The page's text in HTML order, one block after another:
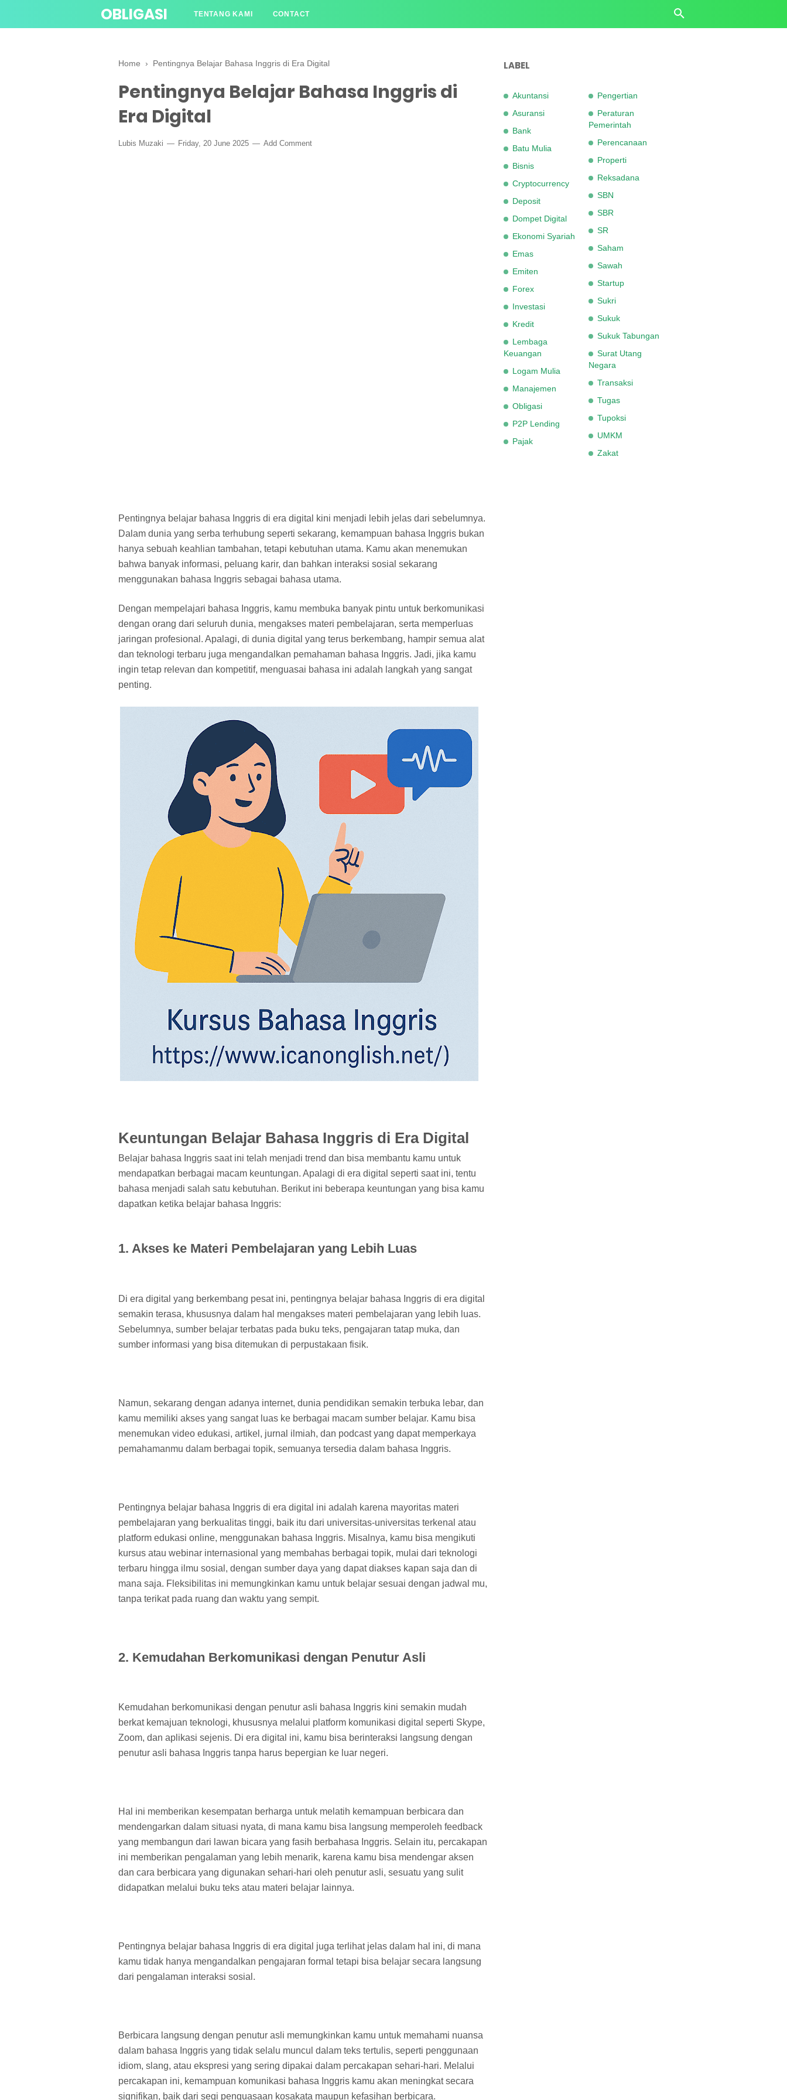
OBLIGASI TENTANG KAMI CONTACT
Home › Pentingnya Belajar Bahasa Inggris di Era Digital
Pentingnya Belajar Bahasa Inggris di
Era Digital
Lubis Muzaki Friday, 20 June 2025 Add Comment
Pentingnya belajar bahasa Inggris di era digital kini menjadi lebih jelas dari sebelumnya.
Dalam dunia yang serba terhubung seperti sekarang, kemampuan bahasa Inggris bukan
hanya sebuah keahlian tambahan, tetapi kebutuhan utama. Kamu akan menemukan
bahwa banyak informasi, peluang karir, dan bahkan interaksi sosial sekarang
menggunakan bahasa Inggris sebagai bahasa utama.
Dengan mempelajari bahasa Inggris, kamu membuka banyak pintu untuk berkomunikasi
dengan orang dari seluruh dunia, mengakses materi pembelajaran, serta memperluas
jaringan profesional. Apalagi, di dunia digital yang terus berkembang, hampir semua alat
dan teknologi terbaru juga mengandalkan pemahaman bahasa Inggris. Jadi, jika kamu
ingin tetap relevan dan kompetitif, menguasai bahasa ini adalah langkah yang sangat
penting.
Keuntungan Belajar Bahasa Inggris di Era Digital
Belajar bahasa Inggris saat ini telah menjadi trend dan bisa membantu kamu untuk
mendapatkan berbagai macam keuntungan. Apalagi di era digital seperti saat ini, tentu
bahasa menjadi salah satu kebutuhan. Berikut ini beberapa keuntungan yang bisa kamu
dapatkan ketika belajar bahasa Inggris:
1. Akses ke Materi Pembelajaran yang Lebih Luas
Di era digital yang berkembang pesat ini, pentingnya belajar bahasa Inggris di era digital
semakin terasa, khususnya dalam hal mengakses materi pembelajaran yang lebih luas.
Sebelumnya, sumber belajar terbatas pada buku teks, pengajaran tatap muka, dan
sumber informasi yang bisa ditemukan di perpustakaan fisik.
Namun, sekarang dengan adanya internet, dunia pendidikan semakin terbuka lebar, dan
kamu memiliki akses yang sangat luas ke berbagai macam sumber belajar. Kamu bisa
menemukan video edukasi, artikel, jurnal ilmiah, dan podcast yang dapat memperkaya
pemahamanmu dalam berbagai topik, semuanya tersedia dalam bahasa Inggris.
Pentingnya belajar bahasa Inggris di era digital ini adalah karena mayoritas materi
pembelajaran yang berkualitas tinggi, baik itu dari universitas-universitas terkenal atau
platform edukasi online, menggunakan bahasa Inggris. Misalnya, kamu bisa mengikuti
kursus atau webinar internasional yang membahas berbagai topik, mulai dari teknologi
terbaru hingga ilmu sosial, dengan sumber daya yang dapat diakses kapan saja dan di
mana saja. Fleksibilitas ini memungkinkan kamu untuk belajar sesuai dengan jadwal mu,
tanpa terikat pada ruang dan waktu yang sempit.
2. Kemudahan Berkomunikasi dengan Penutur Asli
Kemudahan berkomunikasi dengan penutur asli bahasa Inggris kini semakin mudah
berkat kemajuan teknologi, khususnya melalui platform komunikasi digital seperti Skype,
Zoom, dan aplikasi sejenis. Di era digital ini, kamu bisa berinteraksi langsung dengan
penutur asli bahasa Inggris tanpa harus bepergian ke luar negeri.
Hal ini memberikan kesempatan berharga untuk melatih kemampuan berbicara dan
mendengarkan dalam situasi nyata, di mana kamu bisa langsung memperoleh feedback
yang membangun dari lawan bicara yang fasih berbahasa Inggris. Selain itu, percakapan
ini memberikan pengalaman yang lebih menarik, karena kamu bisa mendengar aksen
dan cara berbicara yang digunakan sehari-hari oleh penutur asli, sesuatu yang sulit
didapatkan melalui buku teks atau materi belajar lainnya.
Pentingnya belajar bahasa Inggris di era digital juga terlihat jelas dalam hal ini, di mana
kamu tidak hanya mengandalkan pengajaran formal tetapi bisa belajar secara langsung
dari pengalaman interaksi sosial.
Berbicara langsung dengan penutur asli memungkinkan kamu untuk memahami nuansa
dalam bahasa Inggris yang tidak selalu muncul dalam teks tertulis, seperti penggunaan
idiom, slang, atau ekspresi yang sering dipakai dalam percakapan sehari-hari. Melalui
percakapan ini, kemampuan komunikasi bahasa Inggris kamu akan meningkat secara
signifikan, baik dari segi penguasaan kosakata maupun kefasihan berbicara.
LABEL
Akuntansi
Asuransi
Bank
Batu Mulia
Bisnis
Cryptocurrency
Deposit
Dompet Digital
Ekonomi Syariah
Emas
Emiten
Forex
Investasi
Kredit
Lembaga
Keuangan
Logam Mulia
Manajemen
Obligasi
P2P Lending
Pajak
Pengertian
Peraturan
Pemerintah
Perencanaan
Properti
Reksadana
SBN
SBR
SR
Saham
Sawah
Startup
Sukri
Sukuk
Sukuk Tabungan
Surat Utang
Negara
Transaksi
Tugas
Tupoksi
UMKM
Zakat